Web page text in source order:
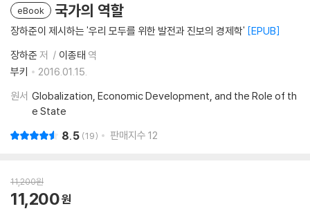
eBook 국가의 역할
장하준이 제시하는 '우리 모두를 위한 발전과 진보의 경제학' EPUB
장하준 저 이종태 역
부키
2016.01.15.
원서 Globalization, Economic Development, and the Role of th
e State
8.5 19 판매지수 12
11,200원
11,200